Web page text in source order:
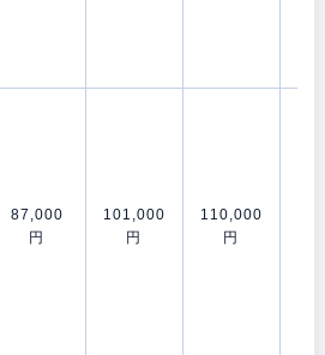
87,000
円
101,000
円
110,000
円